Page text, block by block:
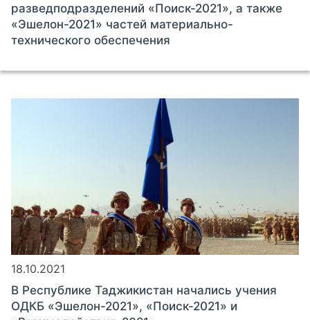
разведподразделений «Поиск-2021», а также
«Эшелон-2021» частей материально-
технического обеспечения
18.10.2021
В Республике Таджикистан начались учения
ОДКБ «Эшелон-2021», «Поиск-2021» и